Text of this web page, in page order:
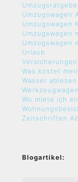
Umzugswagen
Umzugswagen
Umzugswagen
Umzugswagen
Urlaub
Versicherungen
Was kostet
Wasser ablesen
Werkzeugwagen
Wo miete ich
Zeitschriften
Blogartikel: